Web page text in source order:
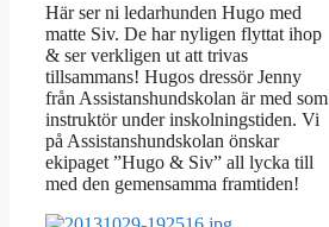
Här ser ni ledarhunden Hugo med
matte Siv. De har nyligen flyttat ihop
& ser verkligen ut att trivas
tillsammans! Hugos dressör Jenny
från Assistanshundskolan är med som
instruktör under inskolningstiden. Vi
på Assistanshundskolan önskar
ekipaget ”Hugo & Siv” all lycka till
med den gemensamma framtiden!